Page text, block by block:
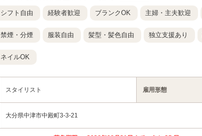
シフト自由 経験者歓迎 ブランクOK 主婦・主夫歓迎
禁煙・分煙 服装自由 髪型・髪色自由 独立支援あり
ネイルOK
スタイリスト 雇用形態
大分県中津市中殿町3-3-21